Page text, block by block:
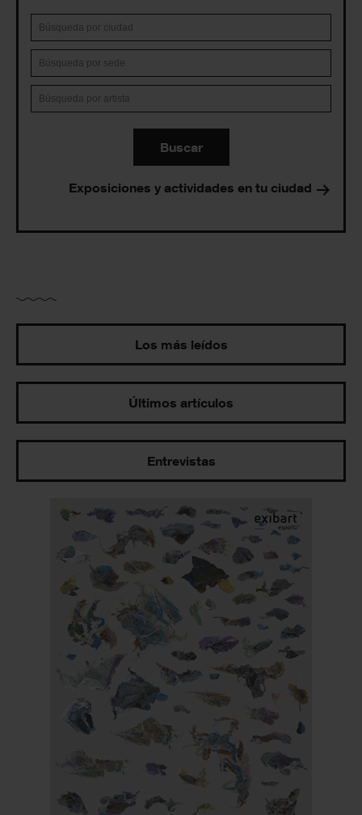
Buscar
Exposiciones y actividades en tu ciudad
Los más leídos
Últimos artículos
Entrevistas